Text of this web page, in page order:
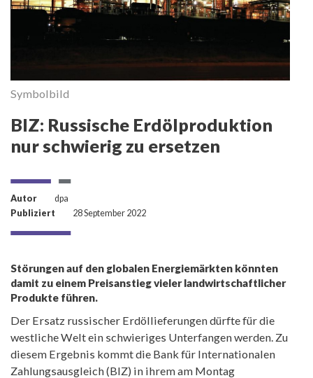
Symbolbild
BIZ: Russische Erdölproduktion
nur schwierig zu ersetzen
Autor
dpa
Publiziert
28 September 2022
Störungen auf den globalen Energiemärkten könnten
damit zu einem Preisanstieg vieler landwirtschaftlicher
Produkte führen.
Der Ersatz russischer Erdöllieferungen dürfte für die
westliche Welt ein schwieriges Unterfangen werden. Zu
diesem Ergebnis kommt die Bank für Internationalen
Zahlungsausgleich (BIZ) in ihrem am Montag